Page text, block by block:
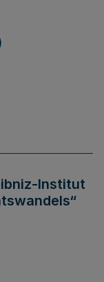
Institut